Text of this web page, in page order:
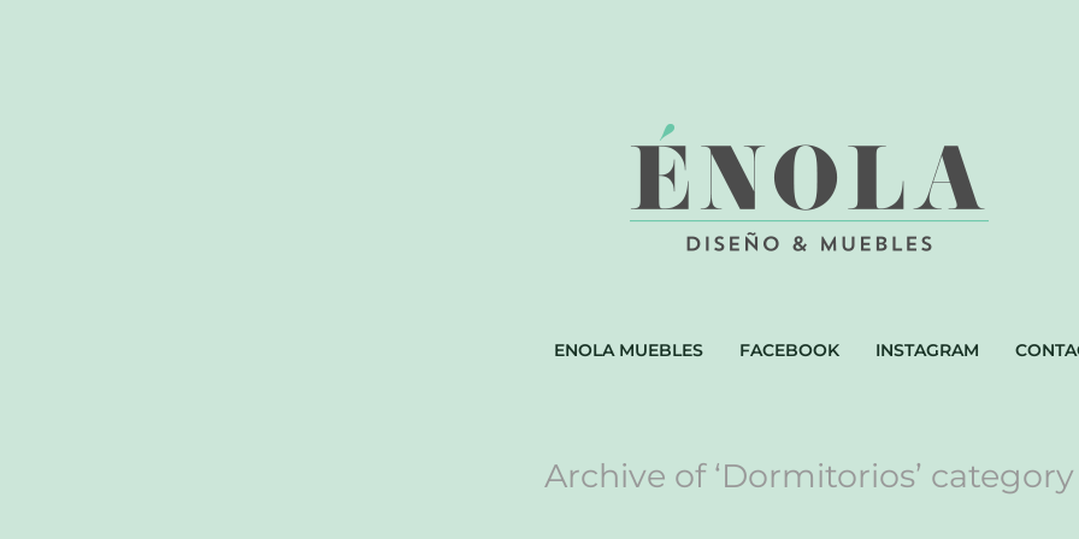
ENOLA MUEBLES FACEBOOK INSTAGRAM
Archive of ‘Dormitorios’ category